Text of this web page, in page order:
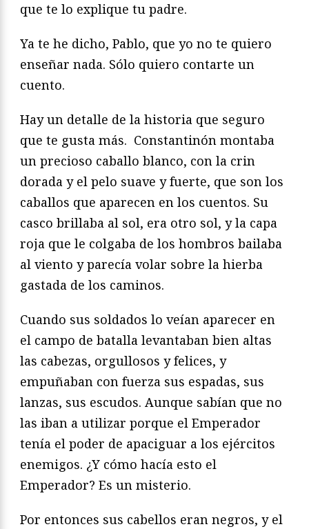
que te lo explique tu padre.
Ya te he dicho, Pablo, que yo no te quiero
enseñar nada. Sólo quiero contarte un
cuento.
Hay un detalle de la historia que seguro
que te gusta más. Constantinón montaba
un precioso caballo blanco, con la crin
dorada y el pelo suave y fuerte, que son los
caballos que aparecen en los cuentos. Su
casco brillaba al sol, era otro sol, y la capa
roja que le colgaba de los hombros bailaba
al viento y parecía volar sobre la hierba
gastada de los caminos.
Cuando sus soldados lo veían aparecer en
el campo de batalla levantaban bien altas
las cabezas, orgullosos y felices, y
empuñaban con fuerza sus espadas, sus
lanzas, sus escudos. Aunque sabían que no
las iban a utilizar porque el Emperador
tenía el poder de apaciguar a los ejércitos
enemigos. ¿Y cómo hacía esto el
Emperador? Es un misterio.
Por entonces sus cabellos eran negros, y el